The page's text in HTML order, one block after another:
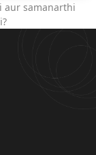
aur samanarthi